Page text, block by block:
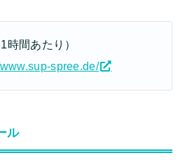
間あたり）
spree.de/
ル